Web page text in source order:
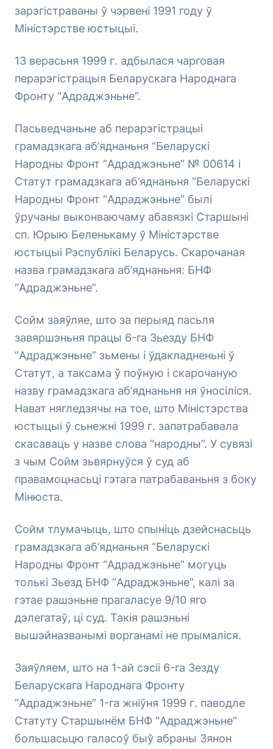
зарэгістраваны ў чэрвені 1991 году ў
Міністэрстве юстыцыі.
13 верасьня 1999 г. адбылася чарговая
перарэгістрацыя Беларускага Народнага
Фронту “Адраджэньне”.
Пасьведчаньне аб перарэгістрацыі
грамадзкага аб’яднаньня “Беларускі
Народны Фронт “Адраджэньне” № 00614 і
Статут грамадзкага аб’яднаньня “Беларускі
Народны Фронт “Адраджэньне” былі
ўручаны выконваючаму абавязкі Старшыні
сп. Юрыю Беленькаму ў Міністэрстве
юстыцыі Рэспублікі Беларусь. Скарочаная
назва грамадзкага аб’яднаньня: БНФ
“Адраджэньне”.
Сойм заяўляе, што за перыяд пасьля
завяршэньня працы 6-га Зьезду БНФ
“Адраджэньне” зьмены і ўдакладненьні ў
Статут, а таксама ў поўную і скарочаную
назву грамадзкага аб’яднаньня ня ўносіліся.
Нават нягледзячы на тое, што Міністэрства
юстыцыі ў сьнежні 1999 г. запатрабавала
скасаваць у назве слова “народны”. У сувязі
з чым Сойм зьвярнуўся ў суд аб
правамоцнасьці гэтага патрабаваньня з боку
Мінюста.
Сойм тлумачыць, што спыніць дзейснасьць
грамадзкага аб’яднаньня “Беларускі
Народны Фронт “Адраджэньне” могуць
толькі Зьезд БНФ “Адраджэньне”, калі за
гэтае рашэньне прагаласуе 9/10 яго
дэлегатаў, ці суд. Такія рашэньні
вышэйназванымі ворганамі не прымаліся.
Заяўляем, што на 1-ай сэсіі 6-га Зезду
Беларускага Народнага Фронту
“Адраджэньне” 1-га жніўня 1999 г. паводле
Статуту Старшынём БНФ “Адраджэньне”
большасьцю галасоў быў абраны Зянон